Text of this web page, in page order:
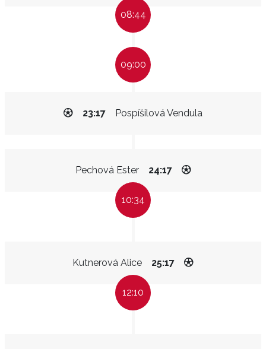
08:44
09:00
Pospíšilová Vendula
23:17
Pechová Ester 24:17
10:34
Kutnerová Alice 25:17
12:10